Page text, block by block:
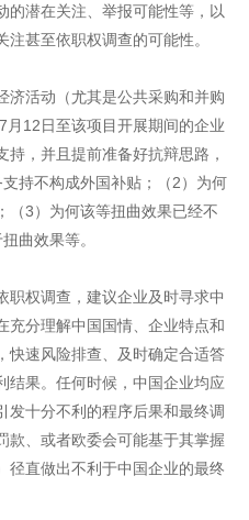
的潜在关注、举报可能性等，以
甚至依职权调查的可能性。
济活动（尤其是公共采购和并购
12日至该项目开展期间的企业
，并且提前准备好抗辩思路，
持不构成外国补贴；（2）为何
（3）为何该等扭曲效果已经不
曲效果等。
职权调查，建议企业及时寻求中
充分理解中国国情、企业特点和
快速风险排查、及时确定合适答
结果。任何时候，中国企业均应
发十分不利的程序后果和最终调
款、或者欧委会可能基于其掌握
径直做出不利于中国企业的最终